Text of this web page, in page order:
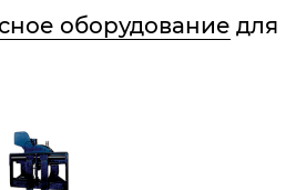
оборудование для